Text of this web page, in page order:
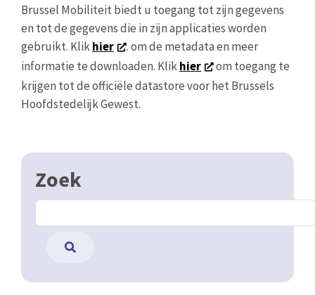
Brussel Mobiliteit biedt u toegang tot zijn gegevens
en tot de gegevens die in zijn applicaties worden
gebruikt. Klikhier
. om de metadata en meer
informatie te downloaden. Klikhier
om toegang te
krijgen tot de officiële datastore voor het Brussels
Hoofdstedelijk Gewest.
Zoek